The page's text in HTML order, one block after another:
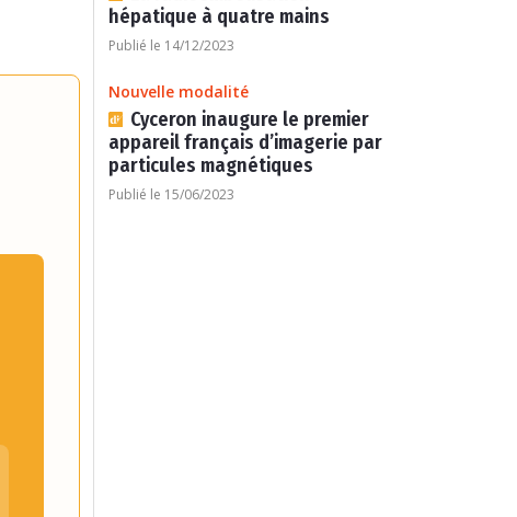
hépatique à quatre mains
Publié le 14/12/2023
Nouvelle modalité
Cyceron inaugure le premier
appareil français d’imagerie par
particules magnétiques
Publié le 15/06/2023